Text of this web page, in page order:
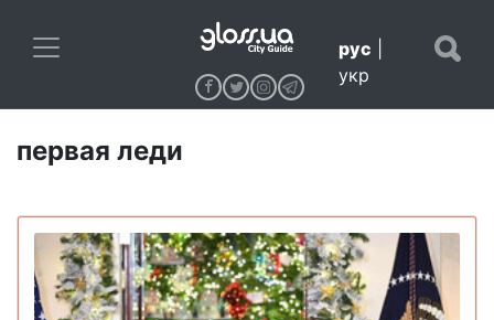
рус
укр
первая леди